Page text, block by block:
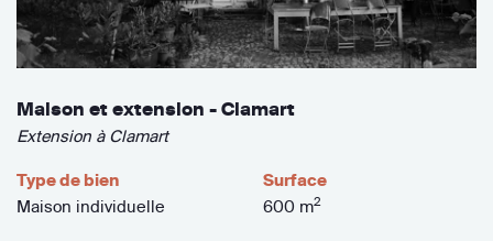
Maison et extension - Clamart
Extension à Clamart
Type de bien
Maison individuelle
Surface
600 m2